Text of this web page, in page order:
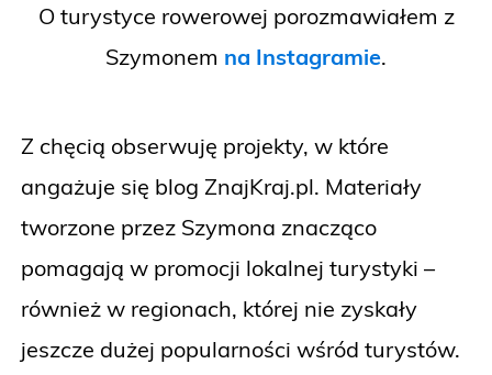
O turystyce rowerowej porozmawiałem z
Szymonem na Instagramie.
Z chęcią obserwuję projekty, w które
angażuje się blog ZnajKraj.pl. Materiały
tworzone przez Szymona znacząco
pomagają w promocji lokalnej turystyki –
również w regionach, której nie zyskały
jeszcze dużej popularności wśród turystów.